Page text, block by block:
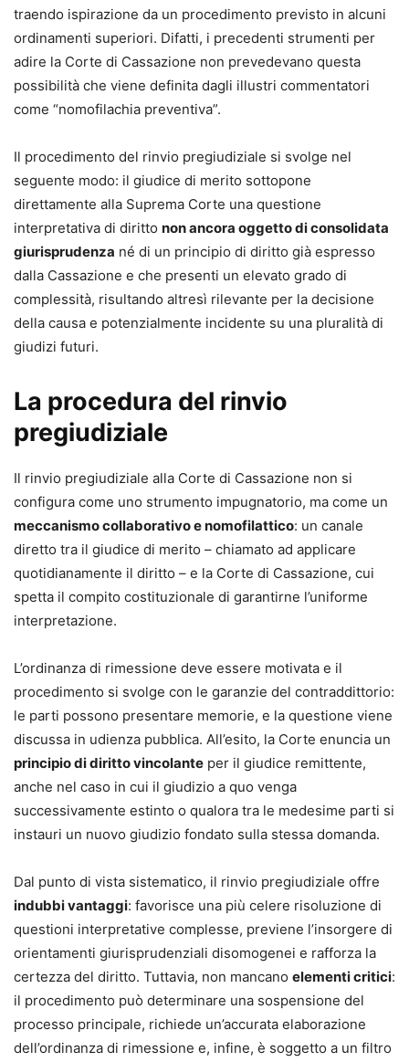
traendo ispirazione da un procedimento previsto in alcuni
ordinamenti superiori. Difatti, i precedenti strumenti per
adire la Corte di Cassazione non prevedevano questa
possibilità che viene definita dagli illustri commentatori
come “nomofilachia preventiva”.
Il procedimento del rinvio pregiudiziale si svolge nel
seguente modo: il giudice di merito sottopone
direttamente alla Suprema Corte una questione
interpretativa di diritto non ancora oggetto di consolidata
giurisprudenza né di un principio di diritto già espresso
dalla Cassazione e che presenti un elevato grado di
complessità, risultando altresì rilevante per la decisione
della causa e potenzialmente incidente su una pluralità di
giudizi futuri.
La procedura del rinvio
pregiudiziale
Il rinvio pregiudiziale alla Corte di Cassazione non si
configura come uno strumento impugnatorio, ma come un
meccanismo collaborativo e nomofilattico: un canale
diretto tra il giudice di merito – chiamato ad applicare
quotidianamente il diritto – e la Corte di Cassazione, cui
spetta il compito costituzionale di garantirne l’uniforme
interpretazione.
L’ordinanza di rimessione deve essere motivata e il
procedimento si svolge con le garanzie del contraddittorio:
le parti possono presentare memorie, e la questione viene
discussa in udienza pubblica. All’esito, la Corte enuncia un
principio di diritto vincolante per il giudice remittente,
anche nel caso in cui il giudizio a quo venga
successivamente estinto o qualora tra le medesime parti si
instauri un nuovo giudizio fondato sulla stessa domanda.
Dal punto di vista sistematico, il rinvio pregiudiziale offre
indubbi vantaggi: favorisce una più celere risoluzione di
questioni interpretative complesse, previene l’insorgere di
orientamenti giurisprudenziali disomogenei e rafforza la
certezza del diritto. Tuttavia, non mancano elementi critici:
il procedimento può determinare una sospensione del
processo principale, richiede un’accurata elaborazione
dell’ordinanza di rimessione e, infine, è soggetto a un filtro